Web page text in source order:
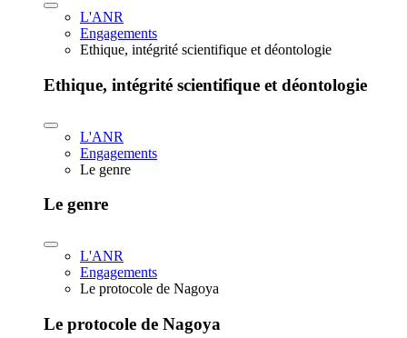
L'ANR
Engagements
Ethique, intégrité scientifique et déontologie
Ethique, intégrité scientifique et déontologie
L'ANR
Engagements
Le genre
Le genre
L'ANR
Engagements
Le protocole de Nagoya
Le protocole de Nagoya